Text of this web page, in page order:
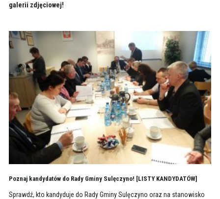
galerii zdjęciowej!
Poznaj kandydatów do Rady Gminy Sulęczyno! [LISTY KANDYDATÓW]
Sprawdź, kto kandyduje do Rady Gminy Sulęczyno oraz na stanowisko